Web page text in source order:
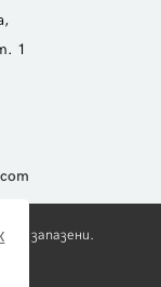
1
запазени.